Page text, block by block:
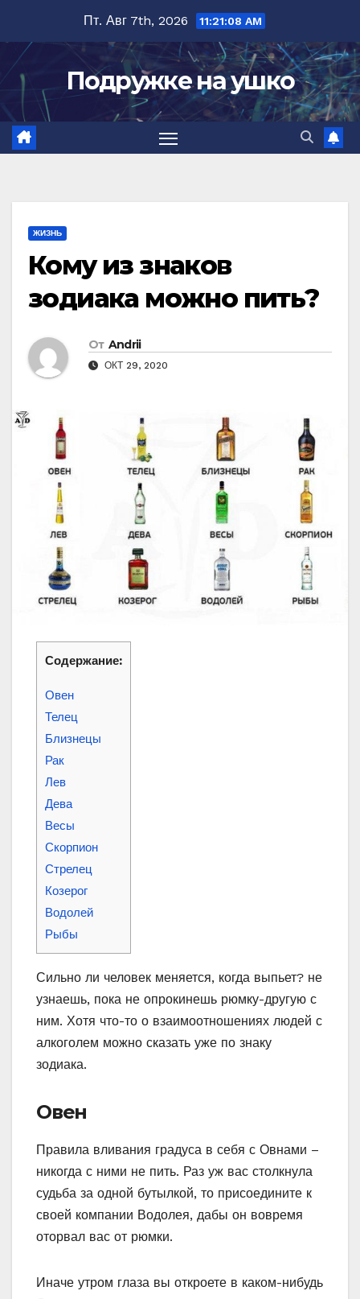
содержимому
Пт. Авг 7th, 2026 11:21:09 AM
Подружке на ушко
ЖИЗНЬ
Кому из знаков
зодиака можно пить?
От Andrii
ОКТ 29, 2020
Содержание:
Овен
Телец
Близнецы
Рак
Лев
Дева
Весы
Скорпион
Стрелец
Козерог
Водолей
Рыбы
Сильно ли человек меняется, когда выпьет? не
узнаешь, пока не опрокинешь рюмку-другую с
ним. Хотя что-то о взаимоотношениях людей с
алкоголем можно сказать уже по знаку
зодиака.
Овен
Правила вливания градуса в себя с Овнами –
никогда с ними не пить. Раз уж вас столкнула
судьба за одной бутылкой, то присоедините к
своей компании Водолея, дабы он вовремя
оторвал вас от рюмки.
Иначе утром глаза вы откроете в каком-нибудь